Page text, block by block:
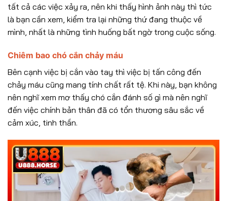
tất cả các việc xảy ra, nên khi thấy hình ảnh này thì tức
là bạn cần xem, kiểm tra lại những thứ đang thuộc về
mình, nhất là những tình huống bất ngờ trong cuộc sống.
Chiêm bao chó cắn chảy máu
Bên cạnh việc bị cắn vào tay thì việc bị tấn công đến
chảy máu cũng mang tính chất rất tệ. Khi này, bạn không
nên nghĩ xem mơ thấy chó cắn đánh số gì mà nên nghĩ
đến việc chính bản thân đã có tổn thương sâu sắc về
cảm xúc, tinh thần.